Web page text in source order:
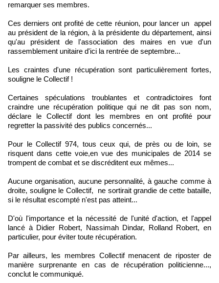
remarquer ses membres.
Ces derniers ont profité de cette réunion, pour lancer un appel
au président de la région, à la présidente du département, ainsi
qu'au président de l'association des maires en vue d'un
rassemblement unitaire d'ici la rentrée de septembre...
Les craintes d'une récupération sont particulièrement fortes,
souligne le Collectif !
Certaines spéculations troublantes et contradictoires font
craindre une récupération politique qui ne dit pas son nom,
déclare le Collectif dont les membres en ont profité pour
regretter la passivité des publics concernés...
Pour le Collectif 974, tous ceux qui, de près ou de loin, se
risquent dans cette voie,en vue des municipales de 2014 se
trompent de combat et se discréditent eux mêmes...
Aucune organisation, aucune personnalité, à gauche comme à
droite, souligne le Collectif, ne sortirait grandie de cette bataille,
si le résultat escompté n'est pas atteint...
D'où l'importance et la nécessité de l'unité d'action, et l'appel
lancé à Didier Robert, Nassimah Dindar, Rolland Robert, en
particulier, pour éviter toute récupération.
Par ailleurs, les membres Collectif menacent de riposter de
manière surprenante en cas de récupération politicienne...,
conclut le communiqué.